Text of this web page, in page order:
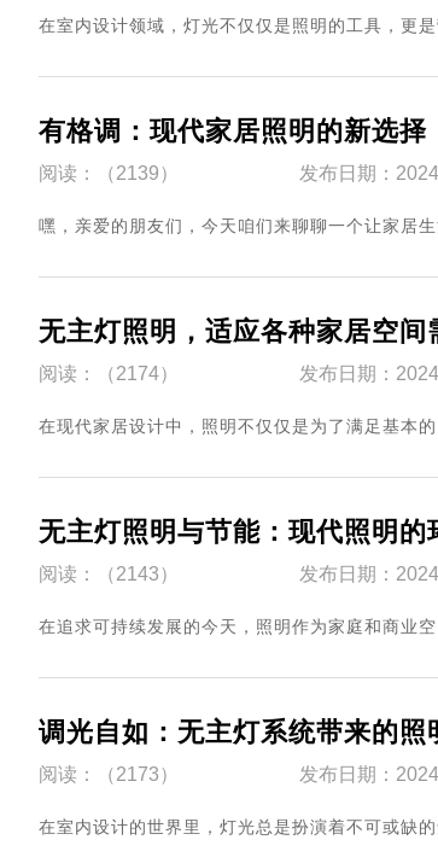
在室内设计领域，灯光不仅仅是照明的工具，更
有格调：现代家居照明的新选择
阅读：（2139） 发布日期：
嘿，亲爱的朋友们，今天咱们来聊聊一个让家居
无主灯照明，适应各种家居空间
阅读：（2174） 发布日期：
在现代家居设计中，照明不仅仅是为了满足基本
无主灯照明与节能：现代照明的
阅读：（2143） 发布日期：
在追求可持续发展的今天，照明作为家庭和商业
调光自如：无主灯系统带来的照
阅读：（2173） 发布日期：
在室内设计的世界里，灯光总是扮演着不可或缺